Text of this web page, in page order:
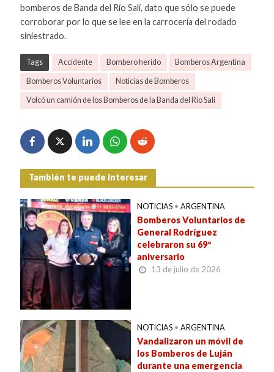
bomberos de Banda del Río Salí, dato que sólo se puede
corroborar por lo que se lee en la carrocería del rodado
siniestrado.
Tags Accidente Bombero herido Bomberos Argentina
Bomberos Voluntarios Noticias de Bomberos
Volcó un camión de los Bomberos de la Banda del Río Salí
También te puede interesar
NOTICIAS • ARGENTINA
Bomberos Voluntarios de
General Rodríguez
celebraron su 69º
aniversario
13 de julio de 2026
NOTICIAS • ARGENTINA
Vandalizaron un móvil de
los Bomberos de Luján
durante una emergencia